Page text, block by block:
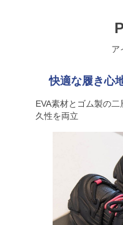
ア
快適な履き心
EVA素材とゴム製の
久性を両立